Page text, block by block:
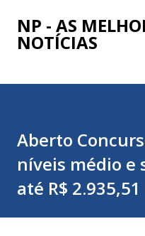
Pular para o
NP - AS
NOTÍCIAS
Aberto
níveis médio e
até R$ 2.935,51